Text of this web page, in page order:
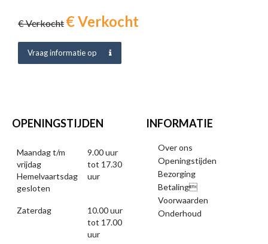
€ Verkocht € Verkocht
Vraag informatie op
OPENINGSTIJDEN
Maandag t/m
vrijdag
Hemelvaartsdag
gesloten
9.00 uur
tot 17.30
uur
Zaterdag
10.00 uur
tot 17.00
uur
INFORMATIE
Over ons
Openingstijden
Bezorging
Betaling
Voorwaarden
Onderhoud